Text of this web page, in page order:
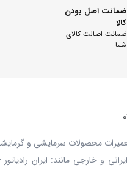
ضمانت اصل بودن
کالا
ضمانت اصالت کالای
شما
به عرصه فروش و تعمیرات محصولات سرمایشی و
و خارجی مانند: ایران